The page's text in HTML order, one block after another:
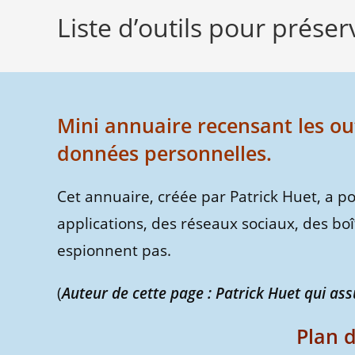
Liste d’outils pour
Mini annuaire recensant les
données personnelles.
Cet annuaire, créée par Patrick Huet, a
applications, des réseaux sociaux, des
espionnent pas.
(Auteur de cette page : Patrick Huet qui
Plan